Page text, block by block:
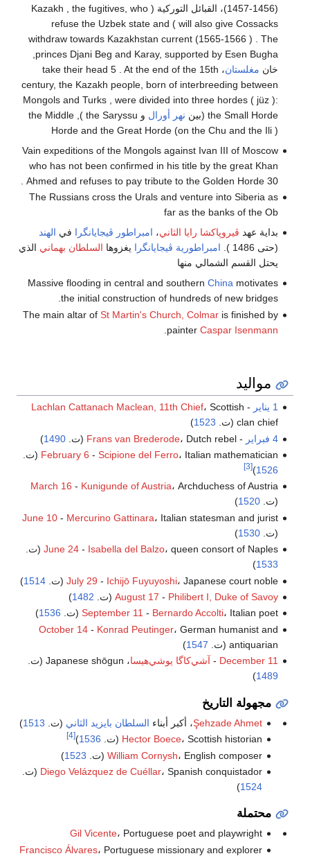
(1456-1457)، القبائل التوركية ( Kazakh , the fugitives, who
will also give Cossacks ) refuse the Uzbek state and
withdraw towards Kazakhstan current (1565-1566 ) . The
خان مغلستان
، take their head 5 . At the end of the 15th
century, the Kazakh people, born of interbreeding between
Mongols and Turks , were divided into three hordes ( jüz ):
the Small Horde (بين
نهر أورال
و the Saryssu ), the Middle
Horde and the Great Horde (on the Chu and the Ili )
Vain expeditions of the Mongols against Ivan III of Moscow
who has not been confirmed in his title by the great Khan
Ahmed and refuses to pay tribute to the Golden Horde 30 .
The Russians cross the Urals and venture into Siberia as
far as the banks of the Ob
بداية عهد ڤيروپاكشا رايا الثاني، امبراطور ڤيجايانگرا في الهند
(حتى 1486 ).
امبراطورية ڤيجايانگرا يغزوها السلطان بهماني الذي
يحتل القسم الشمالي منها
Massive flooding in central and southern Chinamotivates
the initial construction of hundreds of new bridges.
The main altar of St Martin's Church, Colmaris finished by
painter Caspar Isenmann
مواليد
1 يناير -
Lachlan Cattanach Maclean, 11th Chief، Scottish
clan chief (ت.
1523
)
4 فبراير
-
Frans van Brederode، Dutch rebel (ت. 1490
)
February 6 - Scipione del Ferro، Italian mathematician (ت.
1526
)
[3]
March 16 - Kunigunde of Austria، Archduchess of Austria
(ت.1520
)
June 10- Mercurino Gattinara، Italian statesman and jurist
(ت.1530
)
June 24- Isabella del Balzo، queen consort of Naples (ت.
1533
)
July 29 - Ichijō Fuyuyoshi، Japanese court noble (ت. 1514
)
August 17 - Philibert I, Duke of Savoy (ت. 1482
)
September 11 - Bernardo Accolti، Italian poet (ت. 1536
)
October 14- Konrad Peutinger، German humanist and
antiquarian (ت.
1547
)
December 11
- آشي‌كاگا يوشي‌هيسا، Japanese shōgun (ت.
1489
)
مجهولة التاريخ
Şehzade Ahmet، أكبر أبناء السلطان بايزيد الثاني (ت. 1513
)
Hector Boece، Scottish historian (ت. 1536
)
[4]
William Cornysh، English composer (ت. 1523
)
Diego Velázquez de Cuéllar، Spanish conquistador (ت.
1524
)
محتملة
Gil Vicente، Portuguese poet and playwright
Francisco Álvares، Portuguese missionary and explorer